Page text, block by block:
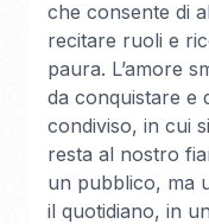
che consente di
recitare ruoli e
paura. L’amore
da conquistare e
condiviso, in cui
resta al nostro
un pubblico, ma
il quotidiano, in